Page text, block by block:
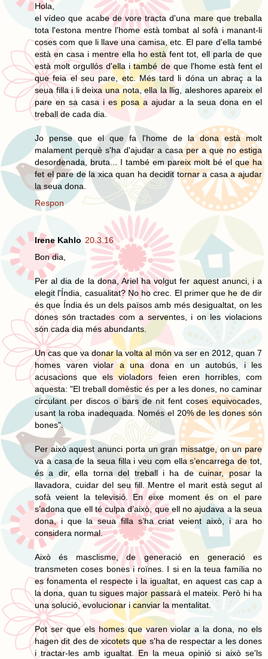
Hola,
el vídeo que acabe de vore tracta d'una mare que treballa
tota l'estona mentre l'home està tombat al sofà i manant-li
coses com que li llave una camisa, etc. El pare d'ella també
està en casa i mentre ella ho està fent tot, ell parla de que
està molt orgullós d'ella i també de que l'home està fent el
que feia el seu pare, etc. Més tard li dóna un abraç a la
seua filla i li deixa una nota, ella la llig, aleshores apareix el
pare en sa casa i es posa a ajudar a la seua dona en el
treball de cada dia.
Jo pense que el que fa l'home de la dona està molt
malament perquè s'ha d'ajudar a casa per a que no estiga
desordenada, bruta... I també em pareix molt bé el que ha
fet el pare de la xica quan ha decidit tornar a casa a ajudar
la seua dona.
Respon
Irene Kahlo 20.3.16
Bon dia,
Per al dia de la dona, Ariel ha volgut fer aquest anunci, i a
elegit l'Índia, casualitat? No ho crec. El primer que he de dir
és que Índia és un dels països amb més desigualtat, on les
dones són tractades com a serventes, i on les violacions
són cada dia més abundants.
Un cas que va donar la volta al món va ser en 2012, quan 7
homes varen violar a una dona en un autobús, i les
acusacions que els violadors feien eren horribles, com
aquesta: "El treball domèstic és per a les dones, no caminar
circulant per discos o bars de nit fent coses equivocades,
usant la roba inadequada. Només el 20% de les dones són
bones".
Per això aquest anunci porta un gran missatge, on un pare
va a casa de la seua filla i veu com ella s’encarrega de tot,
és a dir, ella torna del treball i ha de cuinar, posar la
llavadora, cuidar del seu fill. Mentre el marit està segut al
sofà veient la televisió. En eixe moment és on el pare
s’adona que ell té culpa d’això, que ell no ajudava a la seua
dona, i que la seua filla s’ha criat veient això, i ara ho
considera normal.
Això és masclisme, de generació en generació es
transmeten coses bones i roïnes. I si en la teua família no
es fonamenta el respecte i la igualtat, en aquest cas cap a
la dona, quan tu sigues major passarà el mateix. Però hi ha
una solució, evolucionar i canviar la mentalitat.
Pot ser que els homes que varen violar a la dona, no els
hagen dit des de xicotets que s'ha de respectar a les dones
i tractar-les amb igualtat. En la meua opinió si això se'ls